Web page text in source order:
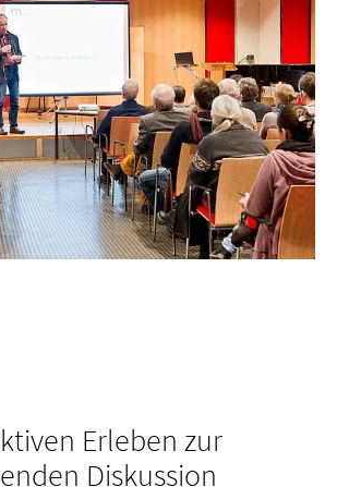
Erleben zur
Diskussion